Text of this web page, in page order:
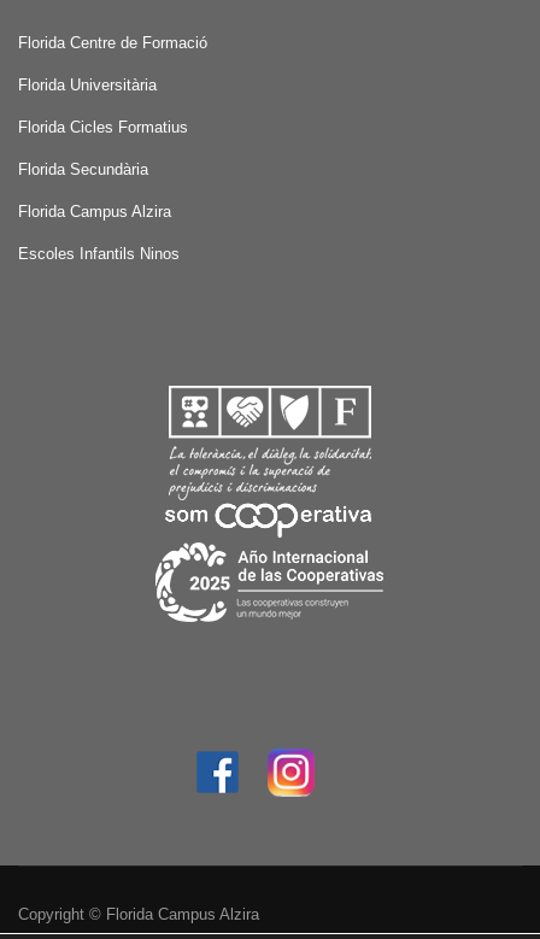
Florida Centre de Formació
Florida Universitària
Florida Cicles Formatius
Florida Secundària
Florida Campus Alzira
Escoles Infantils Ninos
Copyright © Florida Campus Alzira